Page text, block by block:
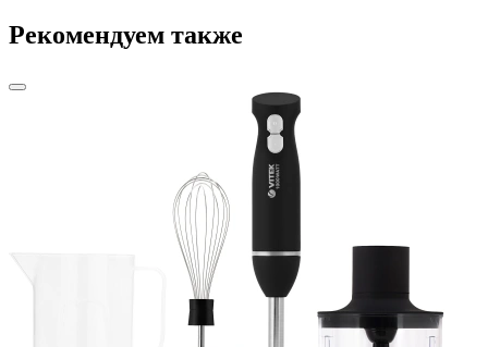
Рекомендуем также